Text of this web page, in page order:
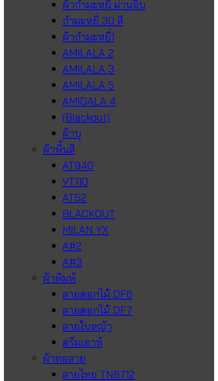
ผ้ากำมะหยี่ ม่านจีบ
กำมะหยี่ 30 สี
ผ้ากำมะหยี่1
AMILALA 2
AMILALA 3
AMILALA 5
AMIDALA 4
(Blackout)
ผ้าบุ
ผ้าพื้นสี
AT940
VT110
AT52
BLACKOUT
MILAN YX
A#2
A#3
ผ้าพิมพ์
ลายดอกไม้ DF6
ลายดอกไม้ DF7
ลายใบหญ้า
ดรีมเอาท์
ผ้าทอลาย
ลายไทย TN8712